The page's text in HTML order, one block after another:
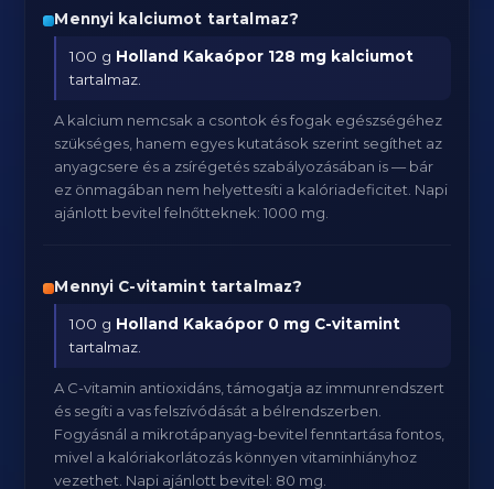
Mennyi kalciumot tartalmaz?
100 g Holland Kakaópor 128 mg kalciumot
tartalmaz.
A kalcium nemcsak a csontok és fogak egészségéhez
szükséges, hanem egyes kutatások szerint segíthet az
anyagcsere és a zsírégetés szabályozásában is — bár
ez önmagában nem helyettesíti a kalóriadeficitet. Napi
ajánlott bevitel felnőtteknek: 1000 mg.
Mennyi C-vitamint tartalmaz?
100 g Holland Kakaópor 0 mg C-vitamint
tartalmaz.
A C-vitamin antioxidáns, támogatja az immunrendszert
és segíti a vas felszívódását a bélrendszerben.
Fogyásnál a mikrotápanyag-bevitel fenntartása fontos,
mivel a kalóriakorlátozás könnyen vitaminhiányhoz
vezethet. Napi ajánlott bevitel: 80 mg.